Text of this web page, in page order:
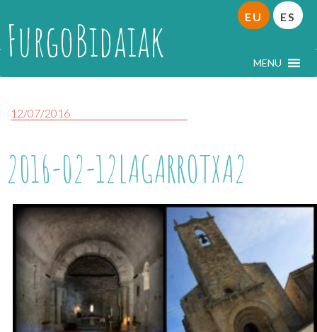
FurgoBidaiak MENU
EU ES
12/07/2016
2016-02-12LAGARROTXA2